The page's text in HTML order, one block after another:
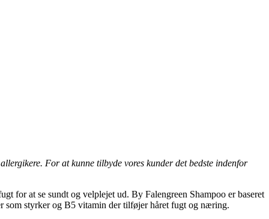
For at kunne tilbyde vores kunder det bedste indenfor
for at se sundt og velplejet ud. By Falengreen Shampoo er baseret
som styrker og B5 vitamin der tilføjer håret fugt og næring.